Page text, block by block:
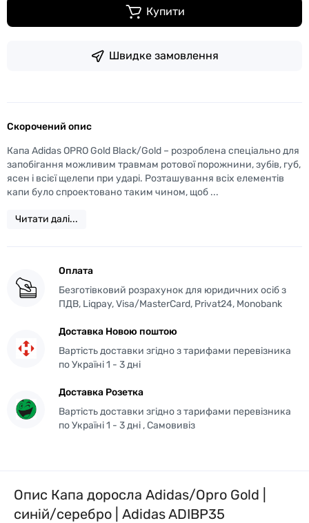
Купити
Швидке замовлення
Скорочений опис
Капа Adidas OPRO Gold Black/Gold – розроблена спеціально для
запобігання можливим травмам ротової порожнини, зубів, губ,
ясен і всієї щелепи при ударі. Розташування всіх елементів
капи було спроектовано таким чином, щоб ...
Читати далі...
Оплата
Безготівковий розрахунок для юридичних осіб з
ПДВ, Liqpay, Visa/MasterCard, Privat24, Monobank
Доставка Новою поштою
Вартість доставки згідно з тарифами перевізника
по Україні 1 - 3 дні
Доставка Розетка
Вартість доставки згідно з тарифами перевізника
по Україні 1 - 3 дні , Самовивіз
Опис Капа доросла Adidas/Opro Gold |
синій/серебро | Adidas ADIBP35